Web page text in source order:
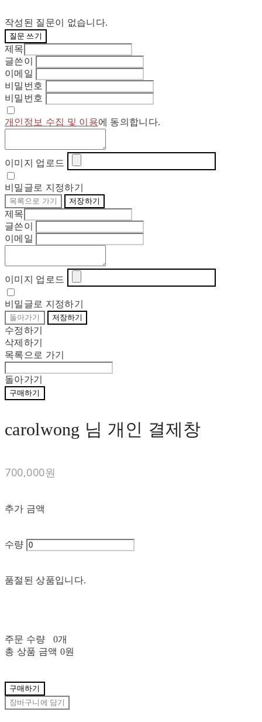
작성된 질문이 없습니다.
질문 쓰기
제목
글쓴이
이메일
비밀번호
비밀번호
개인정보 수집 및 이용에 동의합니다.
이미지 업로드
비밀글로 지정하기
목록으로 가기 저장하기
제목
글쓴이
이메일
이미지 업로드
비밀글로 지정하기
돌아가기 저장하기
수정하기
삭제하기
목록으로 가기
돌아가기
구매하기
carolwong 님 개인 결제창
700,000원
추가 금액
수량
품절된 상품입니다.
주문 수량
0개
총 상품 금액 0원
구매하기
장바구니에 담기